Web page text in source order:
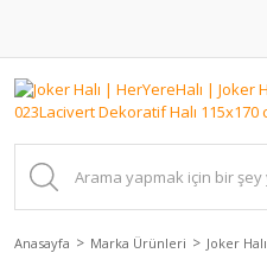
Anasayfa Marka Ürünleri Joker Halı